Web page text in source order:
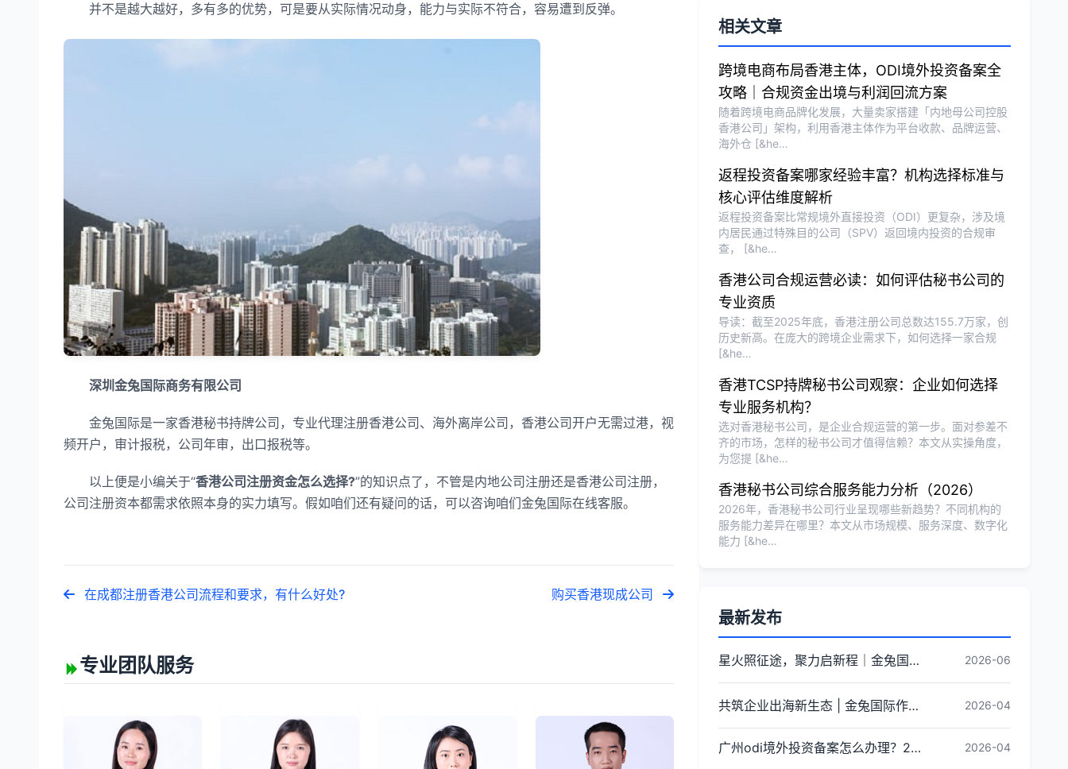
并不是越大越好，多有多的优势，可是要从实际情况动身，能力与实际不符合，容易遭到反弹。
深圳金兔国际商务有限公司
金兔国际是一家香港秘书持牌公司，专业代理注册香港公司、海外离岸公司，香港公司开户无需过港，视
频开户，审计报税，公司年审，出口报税等。
以上便是小编关于“香港公司注册资金怎么选择?”的知识点了，不管是内地公司注册还是香港公司注册，
公司注册资本都需求依照本身的实力填写。假如咱们还有疑问的话，可以咨询咱们金兔国际在线客服。
在成都注册香港公司流程和要求，有什么好处? 购买香港现成公司
专业团队服务
Michael Liu
泰国公司注册和银行开户服务高效，推
荐！
刘总 ★★★★★
泰国BOI申请+建厂规划一站式服务，完
Olivia Wang ★★★★★
香港公司注册和审计服务专业高效，非常
相关文章
跨境电商布局香港主体，ODI境外投资备案全
攻略｜合规资金出境与利润回流方案
随着跨境电商品牌化发展，大量卖家搭建「内地母公司控股
香港公司」架构，利用香港主体作为平台收款、品牌运营、
海外仓 [&he…
返程投资备案哪家经验丰富？机构选择标准与
核心评估维度解析
返程投资备案比常规境外直接投资（ODI）更复杂，涉及境
内居民通过特殊目的公司（SPV）返回境内投资的合规审
查， [&he…
香港公司合规运营必读：如何评估秘书公司的
专业资质
导读：截至2025年底，香港注册公司总数达155.7万家，创
历史新高。在庞大的跨境企业需求下，如何选择一家合规
[&he…
香港TCSP持牌秘书公司观察：企业如何选择
专业服务机构？
选对香港秘书公司，是企业合规运营的第一步。面对参差不
齐的市场，怎样的秘书公司才值得信赖？本文从实操角度，
为您提 [&he…
香港秘书公司综合服务能力分析（2026）
2026年，香港秘书公司行业呈现哪些新趋势？不同机构的
服务能力差异在哪里？本文从市场规模、服务深度、数字化
能力 [&he…
最新发布
星火照征途，聚力启新程｜金兔国际井冈山红色研学团建圆满收官 2026-06
共筑企业出海新生态 | 金兔国际作为代表单位亮相宝安区出海服务中心揭牌仪式 2026-04
广州odi境外投资备案怎么办理？2026年最新流程详解 2026-04